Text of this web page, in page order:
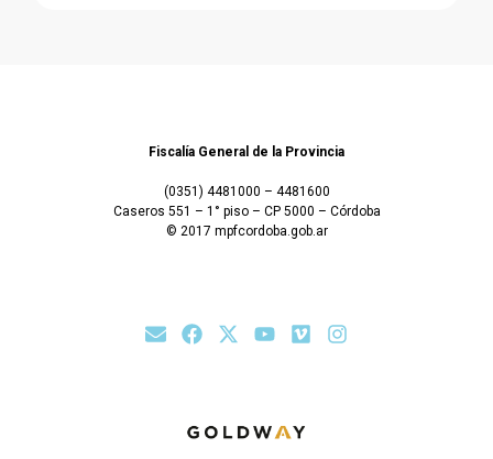
Fiscalía General de la Provincia
(0351) 4481000 – 4481600
Caseros 551 – 1° piso – CP 5000 – Córdoba
© 2017 mpfcordoba.gob.ar